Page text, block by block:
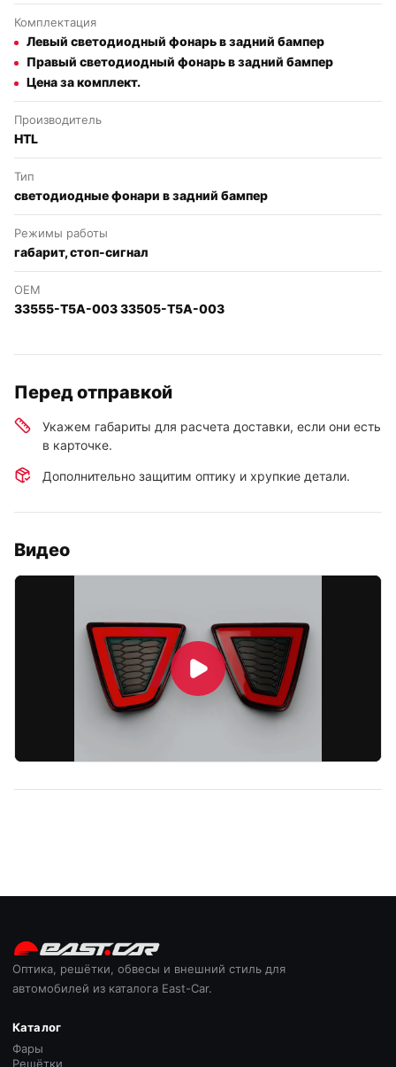
Комплектация
Левый светодиодный фонарь в задний бампер
Правый светодиодный фонарь в задний бампер
Цена за комплект.
Производитель
HTL
Тип
светодиодные фонари в задний бампер
Режимы работы
габарит, стоп-сигнал
OEM
33555-T5A-003 33505-T5A-003
Перед отправкой
Укажем габариты для расчета доставки, если они есть
в карточке.
Дополнительно защитим оптику и хрупкие детали.
Видео
Оптика, решётки, обвесы и внешний стиль для
автомобилей из каталога East-Car.
Каталог
Фары
Решётки